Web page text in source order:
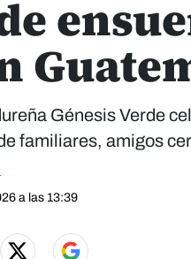
Génesis Verde
familiares, amigos
a las 13:39